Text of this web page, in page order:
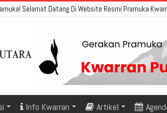
Selamat Datang Di Website Resmi Pramuka
Info Kwarran Artikel